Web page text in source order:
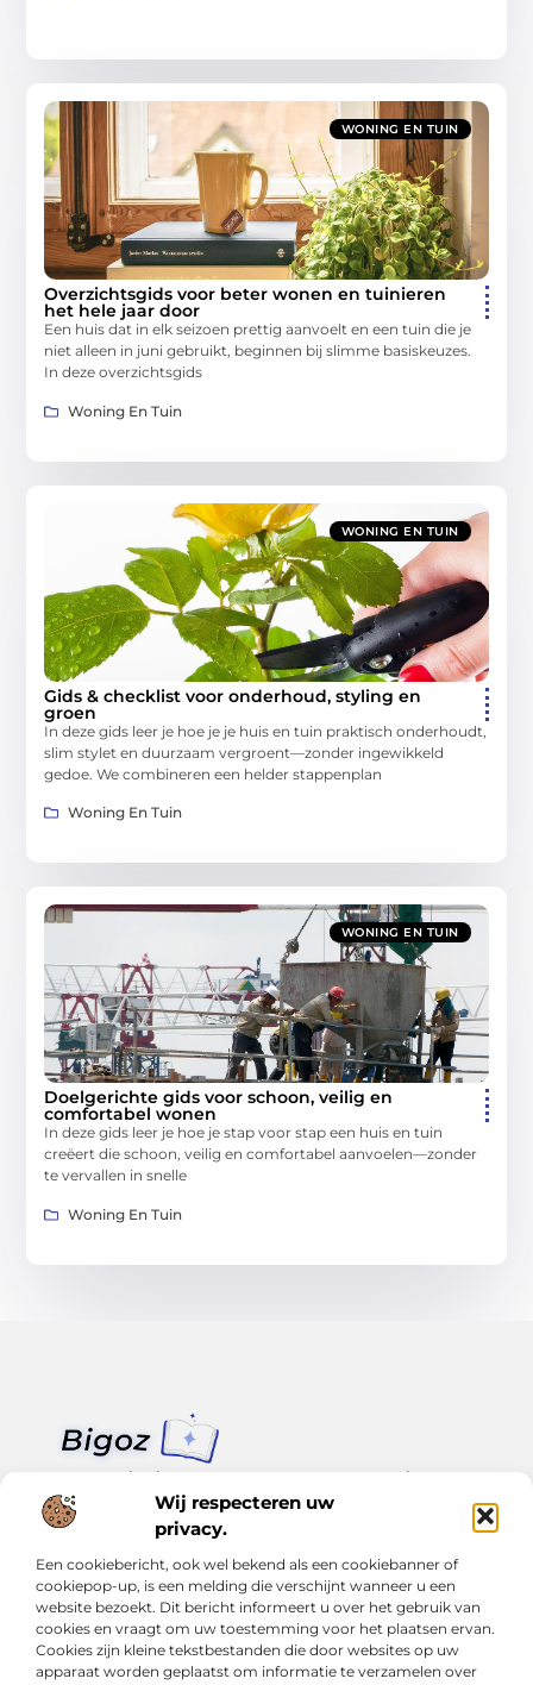
Wij respecteren uw
privacy.
Een cookiebericht, ook wel bekend als een cookiebanner of
cookiepop-up, is een melding die verschijnt wanneer u een
website bezoekt. Dit bericht informeert u over het gebruik van
cookies en vraagt om uw toestemming voor het plaatsen ervan.
Cookies zijn kleine tekstbestanden die door websites op uw
apparaat worden geplaatst om informatie te verzamelen over
WONING EN TUIN
Overzichtsgids voor beter wonen en tuinieren
het hele jaar door
Een huis dat in elk seizoen prettig aanvoelt en een tuin die je
niet alleen in juni gebruikt, beginnen bij slimme basiskeuzes.
In deze overzichtsgids
Woning En Tuin
WONING EN TUIN
Gids & checklist voor onderhoud, styling en
groen
In deze gids leer je hoe je je huis en tuin praktisch onderhoudt,
slim stylet en duurzaam vergroent—zonder ingewikkeld
gedoe. We combineren een helder stappenplan
Woning En Tuin
WONING EN TUIN
Doelgerichte gids voor schoon, veilig en
comfortabel wonen
In deze gids leer je hoe je stap voor stap een huis en tuin
creëert die schoon, veilig en comfortabel aanvoelen—zonder
te vervallen in snelle
Woning En Tuin
Van klein nieuws tot grote trends – alles op Bigoz.nl.
Lees inspirerende blogs en artikelen over het dagelijks leven,
actualiteit en meer.
Bericht categorie
Onze informatie